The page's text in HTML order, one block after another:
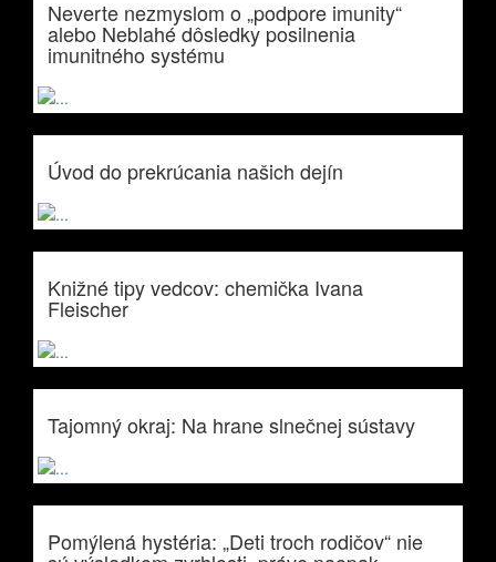
Neverte nezmyslom o „podpore imunity“
alebo Neblahé dôsledky posilnenia
imunitného systému
Úvod do prekrúcania našich dejín
Knižné tipy vedcov: chemička Ivana
Fleischer
Tajomný okraj: Na hrane slnečnej sústavy
Pomýlená hystéria: „Deti troch rodičov“ nie